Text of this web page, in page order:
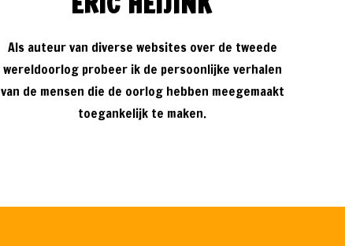
Als auteur van diverse websites over de tweede
wereldoorlog probeer ik de persoonlijke verhalen
van de mensen die de oorlog hebben meegemaakt
toegankelijk te maken.